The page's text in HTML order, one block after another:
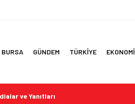
BURSA GÜNDEM TÜRKİYE EKONOMİ
ve Yanıtları